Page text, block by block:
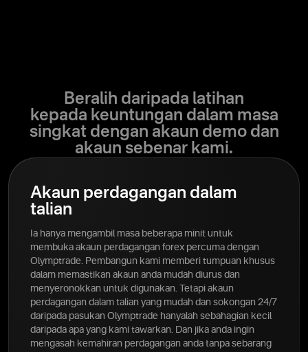
Beralih daripada latihan
kepada keuntungan dalam masa
singkat dengan akaun demo dan
akaun sebenar kami.
Akaun perdagangan dalam
talian
Ia hanya mengambil masa beberapa minit untuk
membuka akaun perdagangan forex percuma dengan
Olymptrade. Pembangun kami memberi tumpuan khusus
dalam memastikan akaun anda mudah diurus dan
menyeronokkan untuk digunakan. Tetapi akaun
perdagangan dalam talian yang mudah dan sokongan 24/7
daripada pasukan Olymptrade hanyalah sebahagian kecil
daripada apa yang kami tawarkan. Dan jika anda ingin
mengasah kemahiran perdagangan anda tanpa sebarang